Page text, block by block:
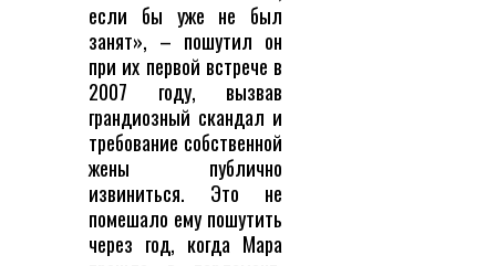
если бы уже не был
занят», – пошутил он
при их первой встрече в
2007 году, вызвав
грандиозный скандал и
требование собственной
жены публично
извиниться. Это не
помешало ему пошутить
через год, когда Мара